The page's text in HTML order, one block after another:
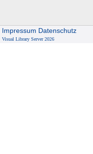
Impressum Datenschutz
Visual Library Server 2026